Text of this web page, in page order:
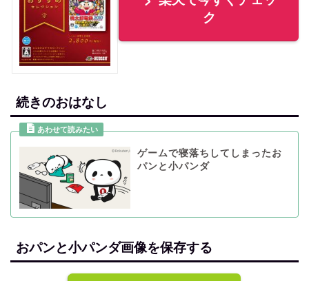
ク
続きのおはなし
ゲームで寝落ちしてしまったお
パンと小パンダ
おパンと小パンダ画像を保存する